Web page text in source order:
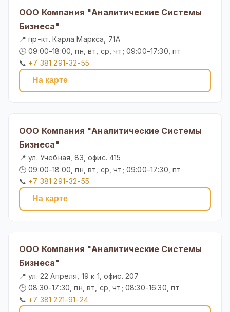
ООО Компания "Аналитические Системы
Бизнеса"
📍 пр-кт. Карла Маркса, 71А
🕒 09:00-18:00, пн, вт, ср, чт; 09:00-17:30, пт
📞 +7 381 291-32-55
На карте
ООО Компания "Аналитические Системы
Бизнеса"
📍 ул. Учебная, 83, офис. 415
🕒 09:00-18:00, пн, вт, ср, чт; 09:00-17:30, пт
📞 +7 381 291-32-55
На карте
ООО Компания "Аналитические Системы
Бизнеса"
📍 ул. 22 Апреля, 19 к 1, офис. 207
🕒 08:30-17:30, пн, вт, ср, чт; 08:30-16:30, пт
📞 +7 381 221-91-24